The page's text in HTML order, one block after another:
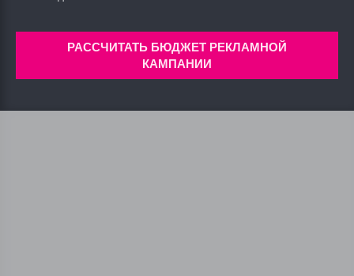
РАССЧИТАТЬ БЮДЖЕТ РЕКЛАМНОЙ
КАМПАНИИ